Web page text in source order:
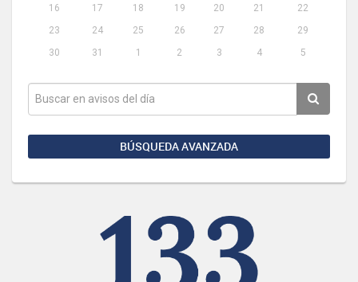
16
17 18 19 20 21
22
23
24 25 26 27 28
29
30
31 1 2 3 4 5
BÚSQUEDA AVANZADA